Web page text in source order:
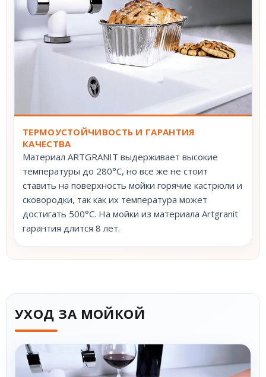
ТЕРМОУСТОЙЧИВОСТЬ И ГАРАНТИЯ
КАЧЕСТВА
Материал ARTGRANIT выдерживает высокие
температуры до 280°С, но все же не стоит
ставить на поверхность мойки горячие кастрюли и
сковородки, так как их температура может
достигать 500°С. На мойки из материала Artgranit
гарантия длится 8 лет.
УХОД ЗА МОЙКОЙ